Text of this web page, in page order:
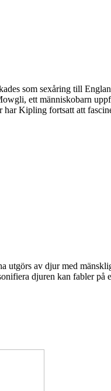
som sexåring till
ett människobarn
Kipling fortsatt att
utgörs av djur med
djuren kan fabler